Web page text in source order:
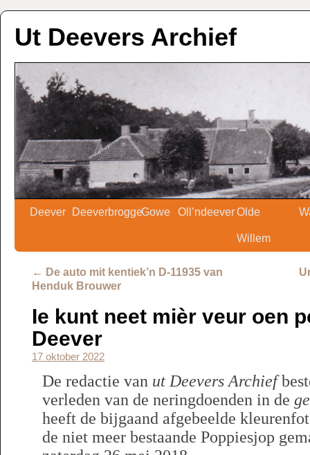
Ut Deevers Archief
Deever DeeverbroggeGowe Oll’ndeeverOlde
Willem
← De auto mit kentiek’n D-11935 van
Henduk Brouwer
Ie kunt neet mièr veur oen
Deever
17 oktober 2022
De redactie van ut Deevers Archief
verleden van de neringdoenden in de
heeft de bijgaand afgebeelde
de niet meer bestaande Poppiesjop